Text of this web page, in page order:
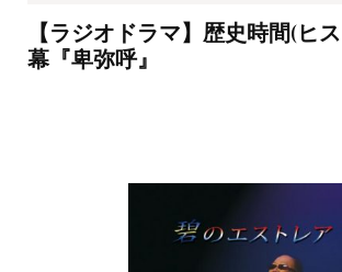
【ラジオドラマ】歴史時間(ヒ
幕『卑弥呼』